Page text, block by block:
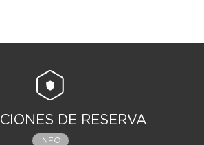
DE RESERVA
INFO